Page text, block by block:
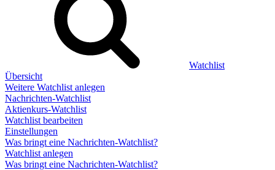
Watchlist
Übersicht
Weitere Watchlist anlegen
Nachrichten-Watchlist
Aktienkurs-Watchlist
Watchlist bearbeiten
Einstellungen
Was bringt eine Nachrichten-Watchlist?
Watchlist anlegen
Was bringt eine Nachrichten-Watchlist?